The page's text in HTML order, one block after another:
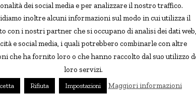
la multa, e questo nonostante il loro
leggere il numero, non abbia chiaramente
essere caduti nello scherzo, da parte loro
era neve o metallo: stava comunque ostruendo
dei social media e per analizzare il nostro traffico.
inoltre alcuni informazioni sul modo in cui utilizza il
con i nostri partner che si occupano di analisi dei dati web,
e social media, i quali potrebbero combinarle con altre
che ha fornito loro o che hanno raccolto dal suo utilizzo
loro servizi.
Rifiuta Impostazioni Maggiori informazioni